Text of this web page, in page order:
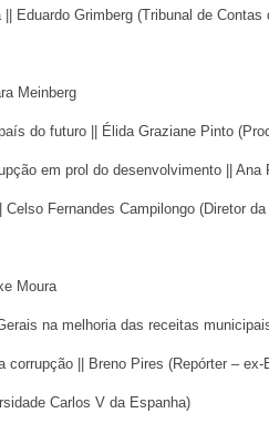
Eduardo Grimberg (Tribunal de Contas
Meinberg
do futuro || Élida Graziane Pinto
em prol do desenvolvimento ||
Fernandes Campilongo (Diretor
Moura
na melhoria das receitas
|| Breno Pires (Repórter –
Carlos V da Espanha)